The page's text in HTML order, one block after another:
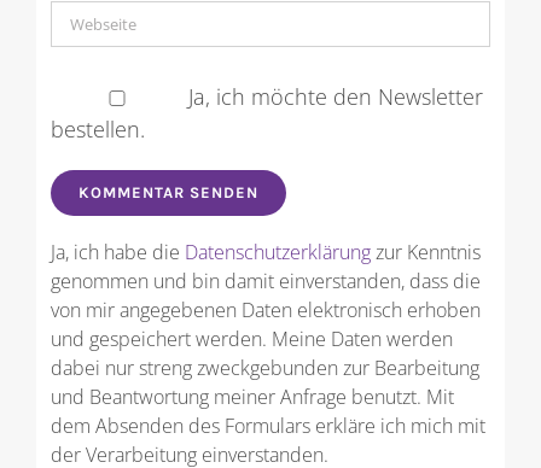
Ja, ich möchte den Newsletter
bestellen.
Ja, ich habe die Datenschutzerklärungzur Kenntnis
genommen und bin damit einverstanden, dass die
von mir angegebenen Daten elektronisch erhoben
und gespeichert werden. Meine Daten werden
dabei nur streng zweckgebunden zur Bearbeitung
und Beantwortung meiner Anfrage benutzt. Mit
dem Absenden des Formulars erkläre ich mich mit
der Verarbeitung einverstanden.